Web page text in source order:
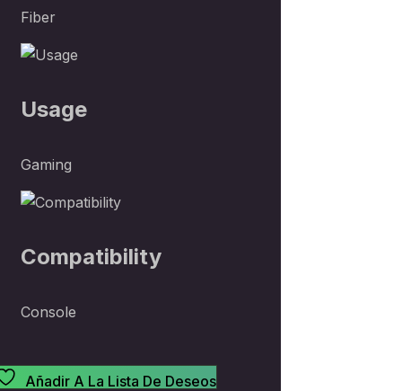
Fiber
Usage
Gaming
Compatibility
Console
Añadir A La Lista De Deseos